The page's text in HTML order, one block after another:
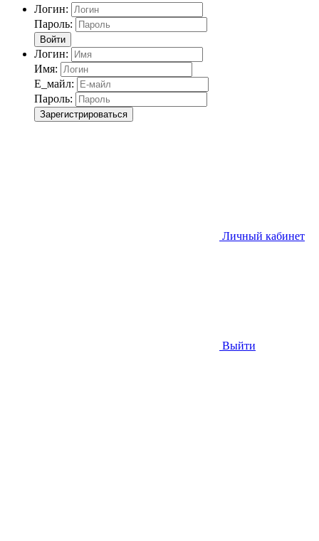
Логин:
Пароль:
Войти
Логин:
Имя:
Е_майл:
Пароль:
Зарегистрироваться
Личный кабинет
Выйти